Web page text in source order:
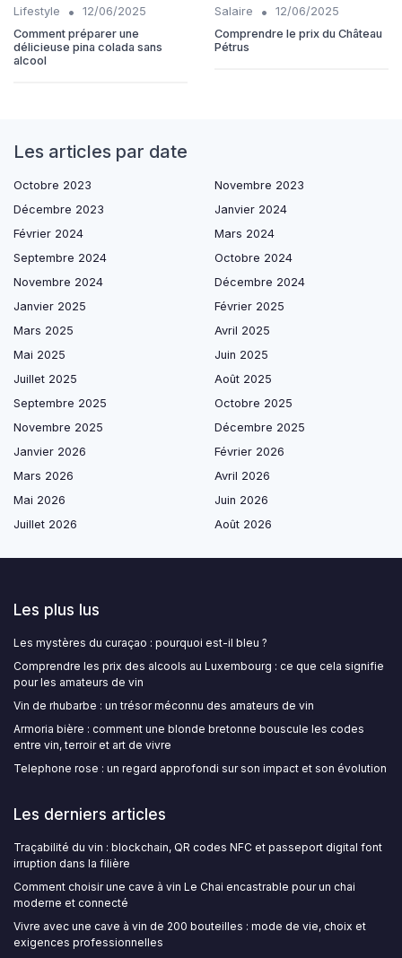
Lifestyle •
12/06/2025
Comment préparer une
délicieuse pina colada sans
alcool
Salaire •
12/06/2025
Comprendre le prix du Château
Pétrus
Les articles par date
Octobre 2023
Novembre 2023
Décembre 2023
Janvier 2024
Février 2024
Mars 2024
Septembre 2024
Octobre 2024
Novembre 2024
Décembre 2024
Janvier 2025
Février 2025
Mars 2025
Avril 2025
Mai 2025
Juin 2025
Juillet 2025
Août 2025
Septembre 2025
Octobre 2025
Novembre 2025
Décembre 2025
Janvier 2026
Février 2026
Mars 2026
Avril 2026
Mai 2026
Juin 2026
Juillet 2026
Août 2026
Les plus lus
Les mystères du curaçao : pourquoi est-il bleu ?
Comprendre les prix des alcools au Luxembourg : ce que cela signifie
pour les amateurs de vin
Vin de rhubarbe : un trésor méconnu des amateurs de vin
Armoria bière : comment une blonde bretonne bouscule les codes
entre vin, terroir et art de vivre
Telephone rose : un regard approfondi sur son impact et son évolution
Les derniers articles
Traçabilité du vin : blockchain, QR codes NFC et passeport digital font
irruption dans la filière
Comment choisir une cave à vin Le Chai encastrable pour un chai
moderne et connecté
Vivre avec une cave à vin de 200 bouteilles : mode de vie, choix et
exigences professionnelles